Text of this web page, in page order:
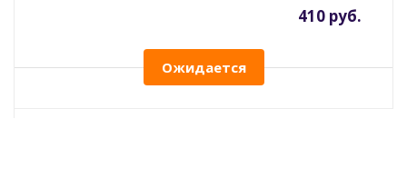
410 руб.
Ожидается